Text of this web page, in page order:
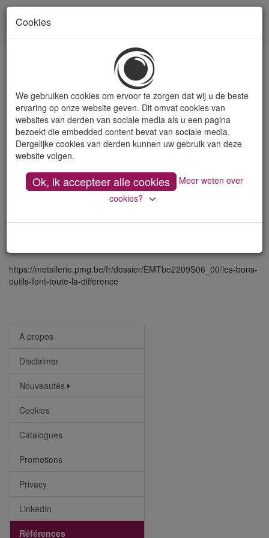
Cookies
We gebruiken cookies om ervoor te zorgen dat wij u de beste
ervaring op onze website geven. Dit omvat cookies van
websites van derden van sociale media als u een pagina
bezoekt die embedded content bevat van sociale media.
Dergelijke cookies van derden kunnen uw gebruik van deze
website volgen.
Ok, ik accepteer alle cookies
Meer weten over
cookies?
Nos cliens ont la parole
Vous souhaitez en savoir plus sur une collaboration avec De
Fruytier? Inspirez-vous des histoires de nos clients:
https://metallerie.pmg.be/fr/dossier/EMTbe2315S02_00/metvico-
https://metallerie.pmg.be/fr/dossier/EMTbe2209S06_00/les-bons-
outils-font-toute-la-difference
A propos
Disclaimer
Nouveautés
Cookies
Catalogues
Promotions
Privacy
LinkedIn
Références